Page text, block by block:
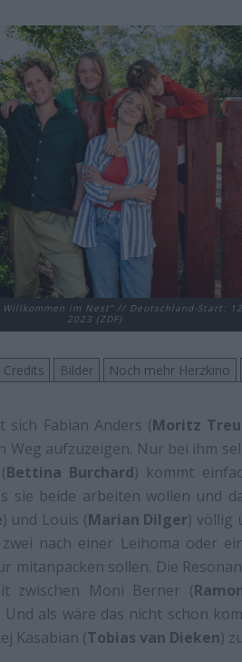
Willkommen im Nest“ // Deutschland-Start:
2023 (ZDF)
Credits Bilder Noch mehr Herzkino
sich Fabian Anders (Moritz
Weg aufzuzeigen. Nur bei ihm
Bettina Burchard) kommt
sie beide arbeiten wollen und
) und Louis (Marian Dilger) völlig
nach einer Leihoma oder
mitanpacken sollen. Die
zwischen Moni Berner (
Und als wäre das nicht schon
Kasabian (Tobias van Dieken)